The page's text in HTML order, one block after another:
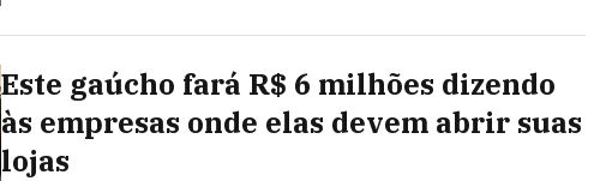
Este gaúcho fará R$ 6 milhões dizendo
às empresas onde elas devem abrir suas
lojas